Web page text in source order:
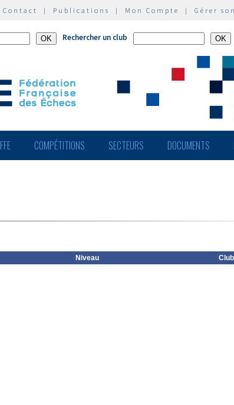
Contact | Publications | Mon Compte | Gérer
Rechercher un club
FFE COMPÉTITIONS SECTEURS DOCUMENTS
Niveau Club